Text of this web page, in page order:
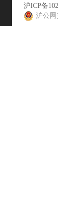
沪ICP备
沪公网